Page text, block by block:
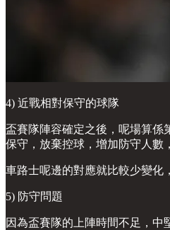
4) 近戰相對保守的球隊
盃賽隊陣容確定之後，呢場算係
保守，放棄控球，增加防守人數
車路士呢邊的對應就比較少變化
5) 防守問題
因為盃賽隊的上陣時間不足，